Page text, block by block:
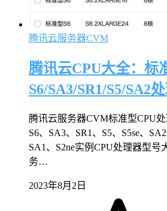
腾讯云服务器CVM
腾讯云CPU大全：标
S6/SA3/SR1/S5/SA2
腾讯云服务器CVM标准型CPU
S6、SA3、SR1、S5、S5se、
SA1、S2ne实例CPU处理器型号
务…
2023年8月2日